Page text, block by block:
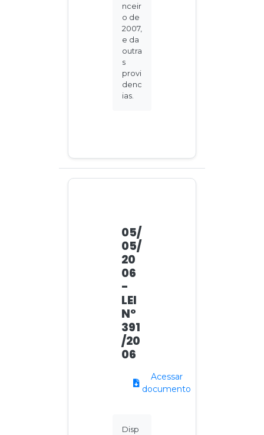
nceir
o de
2007,
e da
outra
s
provi
denc
ias.
05/
05/
20
06
-
LEI
N°
391
/20
06
Acessar
documento
Disp